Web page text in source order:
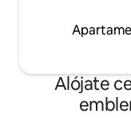
Alójate